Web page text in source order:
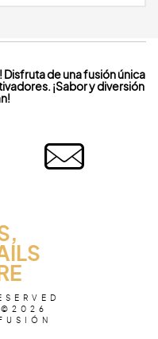
Disfruta de una fusión única
¡Sabor y diversión
©2026